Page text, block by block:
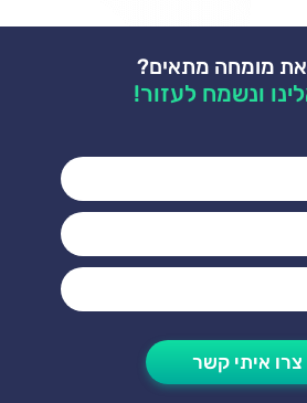
מומחה מתאים?
ונשמח לעזור!